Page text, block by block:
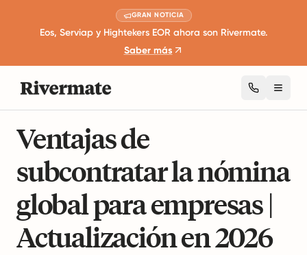
GRAN NOTICIA
Eos, Serviap y Hightekers EOR ahora son Rivermate.
Saber más
Ventajas de
subcontratar la nómina
global para empresas |
Actualización en 2026